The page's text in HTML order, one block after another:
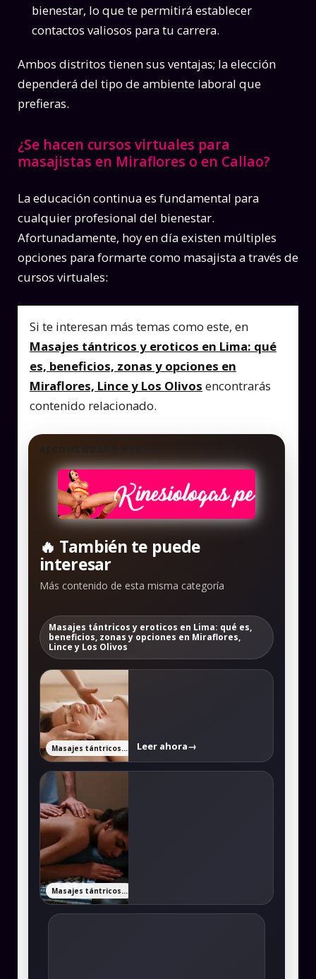
bienestar, lo que te permitirá establecer
contactos valiosos para tu carrera.
Ambos distritos tienen sus ventajas; la elección
dependerá del tipo de ambiente laboral que
prefieras.
¿Se hacen cursos virtuales para
masajistas en Miraflores o en Callao?
La educación continua es fundamental para
cualquier profesional del bienestar.
Afortunadamente, hoy en día existen múltiples
opciones para formarte como masajista a través de
cursos virtuales:
Si te interesan más temas como este, en
Masajes tántricos y eroticos en Lima: qué
es, beneficios, zonas y opciones en
Miraflores, Lince y Los Olivos encontrarás
contenido relacionado.
RECOMENDADO PARA TI
🔥 También te puede
interesar
Más contenido de esta misma categoría
Masajes tántricos y eroticos en Lima: qué es,
beneficios, zonas y opciones en Miraflores,
Lince y Los Olivos
Masajes tántricos y eroticos en Lima: qué es, beneficios, zonas y opciones en Miraflores, Lince y Los Olivos Leer ahora→
Masajes tántricos y eroticos en Lima: qué es, beneficios, zonas y opciones en Miraflores, Lince y Los Olivos